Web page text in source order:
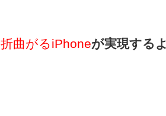
折曲がるiPhoneが実現するよ